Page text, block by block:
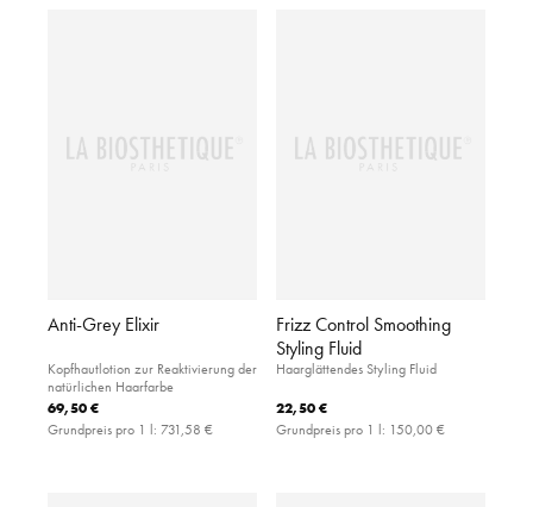
Anti-Grey Elixir
Kopfhautlotion zur Reaktivierung der
natürlichen Haarfarbe
69,50 €
Grundpreis pro 1 l: 731,58 €
Frizz Control Smoothing
Styling Fluid
Haarglättendes Styling Fluid
22,50 €
Grundpreis pro 1 l: 150,00 €